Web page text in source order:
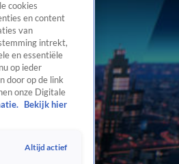
cookies
en content
van
intrekt,
en essentiële
op ieder
door op de link
onze Digitale
Bekijk hier
Altijd actief